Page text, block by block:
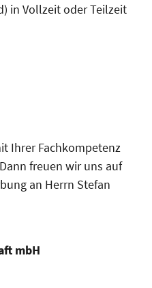
in Vollzeit oder Teilzeit
Ihrer Fachkompetenz
freuen wir uns auf
an Herrn Stefan
mbH